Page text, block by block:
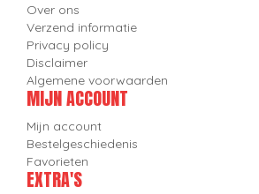
Over ons
Verzend informatie
Privacy policy
Disclaimer
Algemene voorwaarden
MIJN ACCOUNT
Mijn account
Bestelgeschiedenis
Favorieten
EXTRA'S